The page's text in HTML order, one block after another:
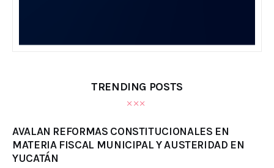
TRENDING POSTS
AVALAN REFORMAS CONSTITUCIONALES EN
MATERIA FISCAL MUNICIPAL Y AUSTERIDAD EN
YUCATÁN